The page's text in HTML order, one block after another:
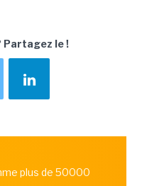
Partagez le !
plus de 50000